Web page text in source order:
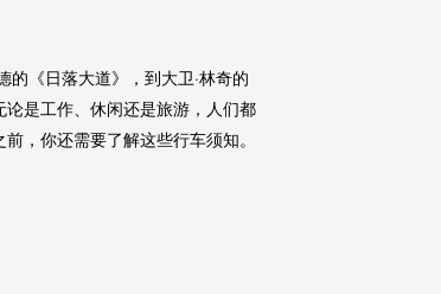
《日落大道》，到大卫·林奇的
论是工作、休闲还是旅游，人们都
，你还需要了解这些行车须知。